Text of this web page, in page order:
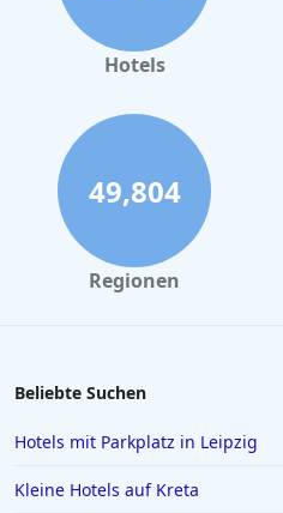
Hotels in Nürnberg
Hotels in Büsum
Hotels in Tegernsee
Hotels in Trier
Hotels in Wangerooge
Hotels in Magdeburg
Hotels in Soest
Hotels
49,804
Regionen
Beliebte Suchen
Hotels mit Parkplatz in Leipzig
Kleine Hotels auf Kreta